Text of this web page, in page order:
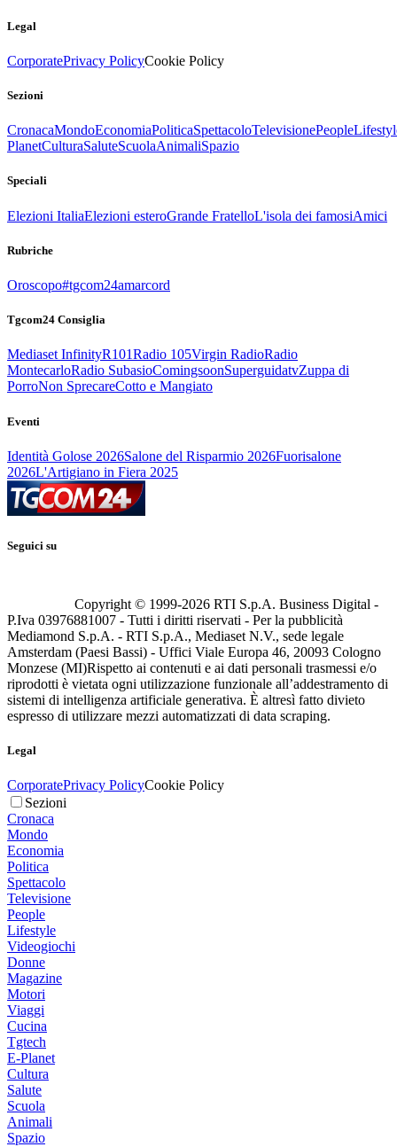
Legal
CorporatePrivacy PolicyCookie Policy
Sezioni
CronacaMondoEconomiaPoliticaSpettacoloTelevisionePeople
PlanetCulturaSaluteScuolaAnimaliSpazio
Speciali
Elezioni ItaliaElezioni esteroGrande FratelloL'isola dei famosiAmici
Rubriche
Oroscopo#tgcom24amarcord
Tgcom24 Consiglia
Mediaset InfinityR101Radio 105Virgin RadioRadio
MontecarloRadio SubasioComingsoonSuperguidatvZuppa di
PorroNon SprecareCotto e Mangiato
Eventi
Identità Golose 2026Salone del Risparmio 2026Fuorisalone
2026L'Artigiano in Fiera 2025
Seguici su
Copyright © 1999-2026 RTI S.p.A. Business Digital -
P.Iva 03976881007 - Tutti i diritti riservati - Per la pubblicità
Mediamond S.p.A. - RTI S.p.A., Mediaset N.V., sede legale
Amsterdam (Paesi Bassi) - Uffici Viale Europa 46, 20093 Cologno
Monzese (MI)Rispetto ai contenuti e ai dati personali trasmessi e/o
riprodotti è vietata ogni utilizzazione funzionale all’addestramento di
sistemi di intelligenza artificiale generativa. È altresì fatto divieto
espresso di utilizzare mezzi automatizzati di data scraping.
Legal
CorporatePrivacy PolicyCookie Policy
Sezioni
Cronaca
Mondo
Economia
Politica
Spettacolo
Televisione
People
Lifestyle
Videogiochi
Donne
Magazine
Motori
Viaggi
Cucina
Tgtech
E-Planet
Cultura
Salute
Scuola
Animali
Spazio